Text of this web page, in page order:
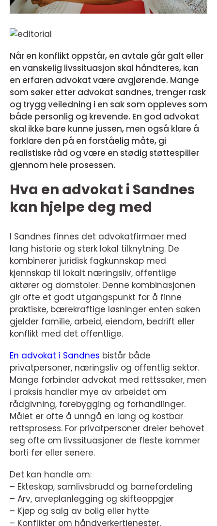
Når en konflikt oppstår, en avtale går galt eller
en vanskelig livssituasjon skal håndteres, kan
en erfaren advokat være avgjørende. Mange
som søker etter advokat sandnes, trenger rask
og trygg veiledning i en sak som oppleves som
både personlig og krevende. En god advokat
skal ikke bare kunne jussen, men også klare å
forklare den på en forståelig måte, gi
realistiske råd og være en stødig støttespiller
gjennom hele prosessen.
Hva en advokat i Sandnes
kan hjelpe deg med
I Sandnes finnes det advokatfirmaer med
lang historie og sterk lokal tilknytning. De
kombinerer juridisk fagkunnskap med
kjennskap til lokalt næringsliv, offentlige
aktører og domstoler. Denne kombinasjonen
gir ofte et godt utgangspunkt for å finne
praktiske, bærekraftige løsninger enten saken
gjelder familie, arbeid, eiendom, bedrift eller
konflikt med det offentlige.
En advokat i Sandnes bistår både
privatpersoner, næringsliv og offentlig sektor.
Mange forbinder advokat med rettssaker, men
i praksis handler mye av arbeidet om
rådgivning, forebygging og forhandlinger.
Målet er ofte å unngå en lang og kostbar
rettsprosess. For privatpersoner dreier behovet
seg ofte om livssituasjoner de fleste kommer
borti før eller senere.
Det kan handle om:
– Ekteskap, samlivsbrudd og barnefordeling
– Arv, arveplanlegging og skifteoppgjør
– Kjøp og salg av bolig eller hytte
– Konflikter om håndverkertjenester,